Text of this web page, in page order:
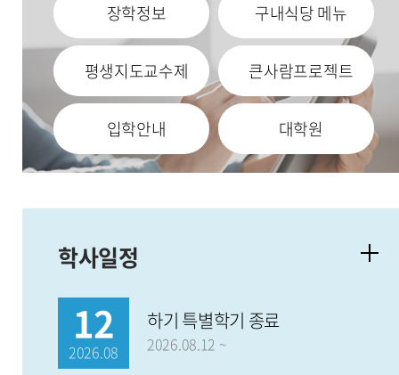
장학정보 구내식당 메뉴
평생지도교수제 큰사람프로젝트
입학안내 대학원
학사일정
12
2026.08
하기 특별학기 종료
2026.08.12 ~